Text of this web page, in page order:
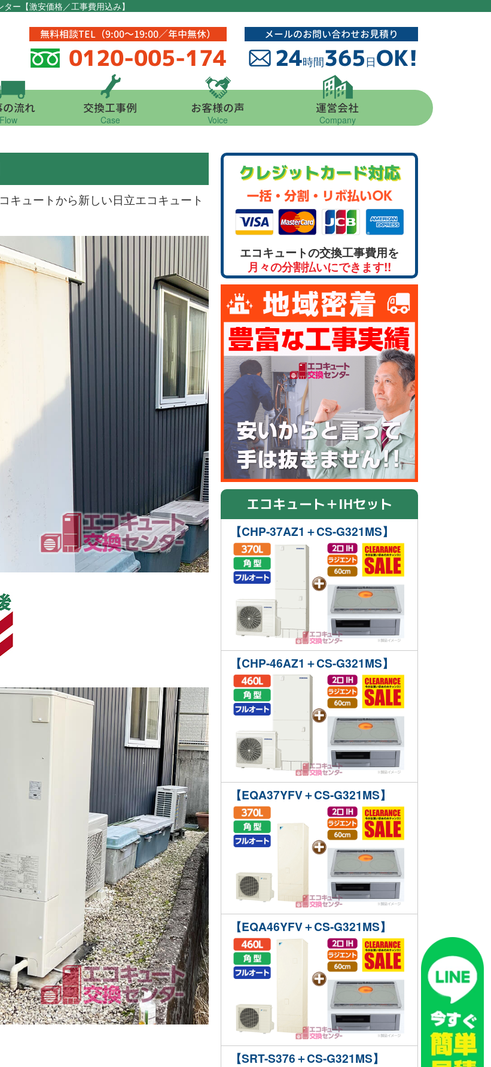
ー【激安価格／工事費用込み】
無料相談TEL（9:00～19:00／年中無休）
0120-005-174
メールのお問い合わせお見積り
24時間365日OK!
の流れ
Flow
交換工事例
Case
お客様の声
Voice
運営会社
Company
キュートから新しい日立エコキュート
クレジットカード対応
エコキュートの交換工事費用を
月々の分割払いにできます!!
エコキュート＋IHセット
【CHP-37AZ1＋CS-G321MS】
【CHP-46AZ1＋CS-G321MS】
【EQA37YFV＋CS-G321MS】
【EQA46YFV＋CS-G321MS】
【SRT-S376＋CS-G321MS】